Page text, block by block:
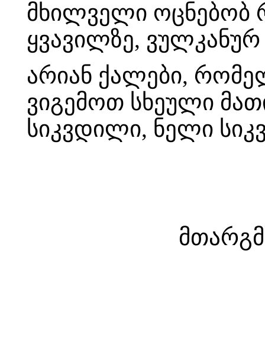
მხილველი ოცნებობ
ყვავილზე,
არიან ქალები,
ვიგემოთ სხეული
სიკვდილი, ნელი